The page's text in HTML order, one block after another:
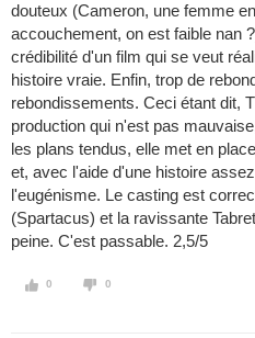
douteux (Cameron, une femme
accouchement, on est faible nan
crédibilité d'un film qui se veut
histoire vraie. Enfin, trop de
rebondissements. Ceci étant dit,
production qui n'est pas
les plans tendus, elle met en
et, avec l'aide d'une histoire
l'eugénisme. Le casting est
(Spartacus) et la ravissante
peine. C'est passable. 2,5/5
0 0